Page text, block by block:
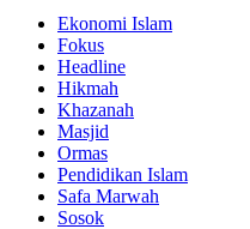
Ekonomi Islam
Fokus
Headline
Hikmah
Khazanah
Masjid
Ormas
Pendidikan Islam
Safa Marwah
Sosok